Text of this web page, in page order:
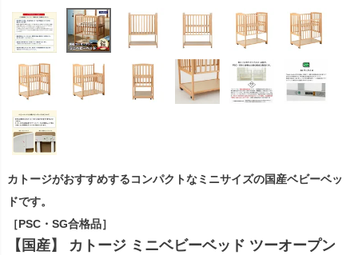
カトージがおすすめするコンパクトなミニサイズの国産ベビーベッ
ドです。
［PSC・SG合格品］
【国産】 カトージ ミニベビーベッド ツーオープン